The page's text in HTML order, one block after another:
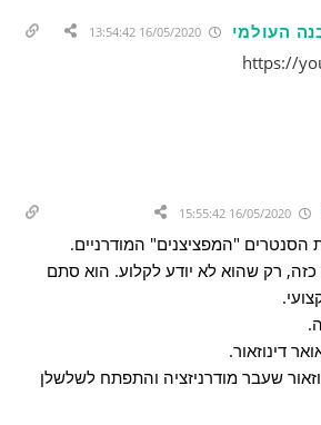
העולמי 16/05/2020 13:54:42
https://
הסנטרים "המפציצנים" המודרניים.
רק שהוא לא יודע לקלוע. הוא סתם
דינוזאור.
שעבר מודרניזציה והתפתח לשלשלן